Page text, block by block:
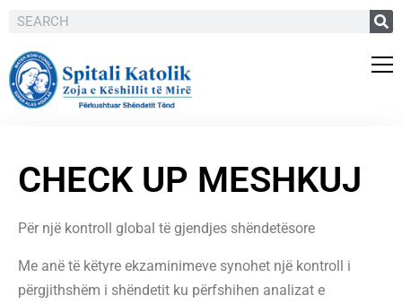
CHECK UP MESHKUJ
Për një kontroll global të gjendjes shëndetësore
Me anë të këtyre ekzaminimeve synohet një kontroll i
përgjithshëm i shëndetit ku përfshihen analizat e